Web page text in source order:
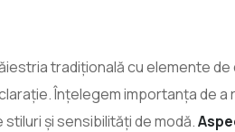
tradițională cu elemente de
Înțelegem importanța de a
și sensibilități de modă.